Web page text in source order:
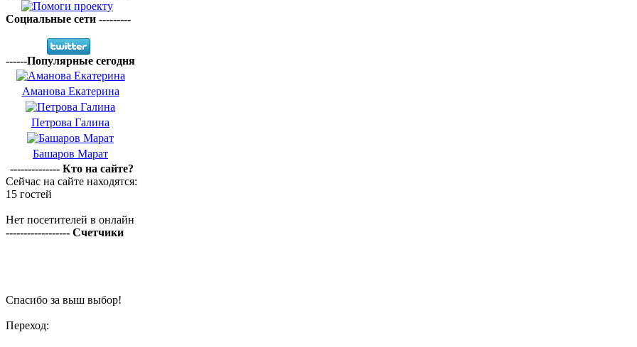
Социальные сети ---------
------Популярные сегодня
Аманова Екатерина
Петрова Галина
Башаров Марат
-------------- Кто на сайте?
Сейчас на сайте находятся:
15 гостей
Нет посетителей в онлайн
------------------ Счетчики
Спасибо за выш выбор!
Переход: